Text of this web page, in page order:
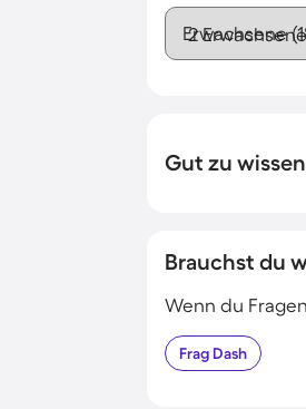
Erwachsene
Gut zu wissen
Brauchst du
Wenn du
FragDash